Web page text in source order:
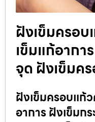
ฝังเข็มครอ
เข็มแก้อากา
จุด ฝังเข็มค
ฝังเข็มครอบแก้
อาการ ฝังเข็มก